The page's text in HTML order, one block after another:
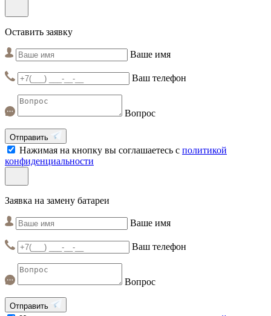
Оставить заявку
Ваше имя
Ваш телефон
Вопрос
Отправить
Нажимая на кнопку вы соглашаетесь с политикой
конфиденциальности
Заявка на замену батареи
Ваше имя
Ваш телефон
Вопрос
Отправить